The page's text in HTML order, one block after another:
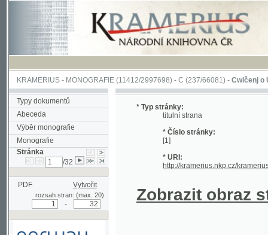
KRAMERIUS-MONOGRAFIE(11412/2997698) -C (237/66081)-Cwičenj o
Typy dokumentů
Abeceda
Výběr monografie
Monografie
Stránka
/32
PDF Vytvořit
rozsah stran: (max. 20)
* Typ stránky:
titulní strana
* Číslo stránky:
* URI: